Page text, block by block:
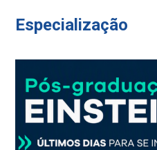
Especialização